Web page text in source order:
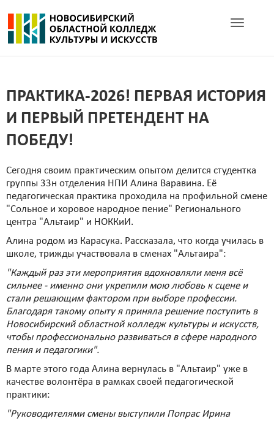
Toggle
ПРАКТИКА-2026! ПЕРВАЯ ИСТОРИЯ
И ПЕРВЫЙ ПРЕТЕНДЕНТ НА
ПОБЕДУ!
Сегодня своим практическим опытом делится студентка
группы 33н отделения НПИ Алина Варавина. Её
педагогическая практика проходила на профильной смене
"Сольное и хоровое народное пение" Регионального
центра "Альтаир" и НОККиИ.
Алина родом из Карасука. Рассказала, что когда училась в
школе, трижды участвовала в сменах "Альтаира":
"Каждый раз эти мероприятия вдохновляли меня всё
сильнее - именно они укрепили мою любовь к сцене и
стали решающим фактором при выборе профессии.
Благодаря такому опыту я приняла решение поступить в
Новосибирский областной колледж культуры и искусств,
чтобы профессионально развиваться в сфере народного
пения и педагогики".
В марте этого года Алина вернулась в "Альтаир" уже в
качестве волонтёра в рамках своей педагогической
практики:
"Руководителями смены выступили Попрас Ирина